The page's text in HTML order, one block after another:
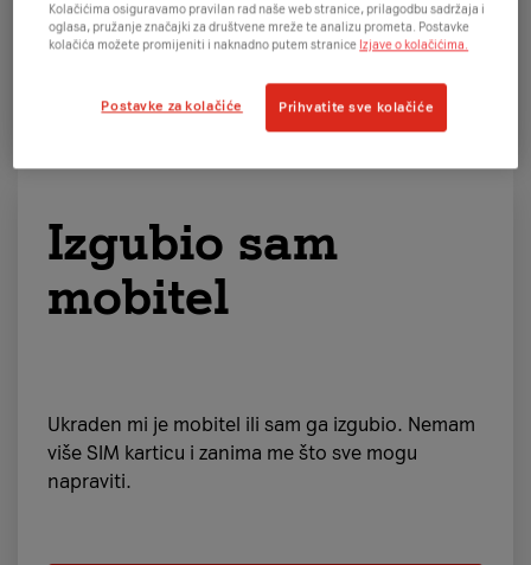
Želim znati više
Izgubio sam
mobitel
Ukraden mi je mobitel ili sam ga izgubio. Nemam
više SIM karticu i zanima me što sve mogu
napraviti.
Kolačićima osiguravamo pravilan rad naše web stranice, prilagodbu sadržaja i
oglasa, pružanje značajki za društvene mreže te analizu prometa. Postavke
kolačića možete promijeniti i naknadno putem stranice Izjave o kolačićima.
Postavke za kolačiće Prihvatite sve kolačiće